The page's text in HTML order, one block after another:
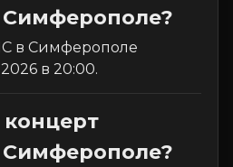
в Симферополе
в 20:00.